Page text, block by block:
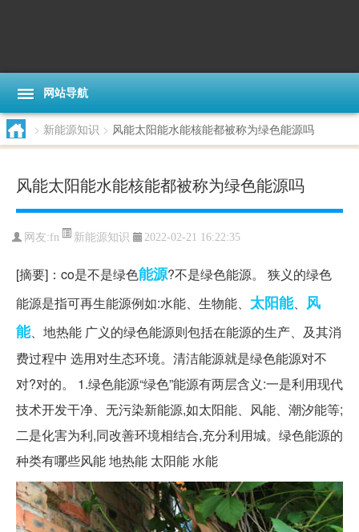
网站导航
> 新能源知识 > 风能太阳能水能核能都被称为绿色能源吗
风能太阳能水能核能都被称为绿色能源吗
网友:fn 新能源知识 2022-02-21 16:22:35
[摘要]：co是不是绿色能源?不是绿色能源。 狭义的绿色
能源是指可再生能源例如:水能、生物能、 太阳能、 风
能、地热能 广义的绿色能源则包括在能源的生产、及其消
费过程中 选用对生态环境。清洁能源就是绿色能源对不
对?对的。 1.绿色能源“绿色”能源有两层含义:一是利用现代
技术开发干净、无污染新能源,如太阳能、风能、潮汐能等;
二是化害为利,同改善环境相结合,充分利用城。绿色能源的
种类有哪些风能 地热能 太阳能 水能